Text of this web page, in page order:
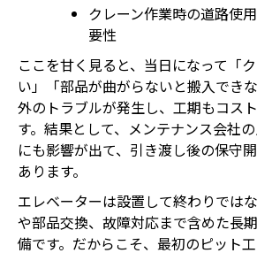
クレーン作業時の道路使
要性
ここを甘く見ると、当日になって「
い」「部品が曲がらないと搬入でき
外のトラブルが発生し、工期もコス
す。結果として、メンテナンス会社
にも影響が出て、引き渡し後の保守
あります。
エレベーターは設置して終わりでは
や部品交換、故障対応まで含めた長
備です。だからこそ、最初のピット